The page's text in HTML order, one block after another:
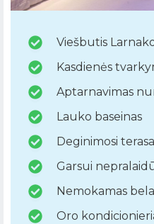
Viešbutis
Kasdienės
Aptarnavimas
Lauko baseinas
Deginimosi terasa
Garsui
Nemokamas
Oro